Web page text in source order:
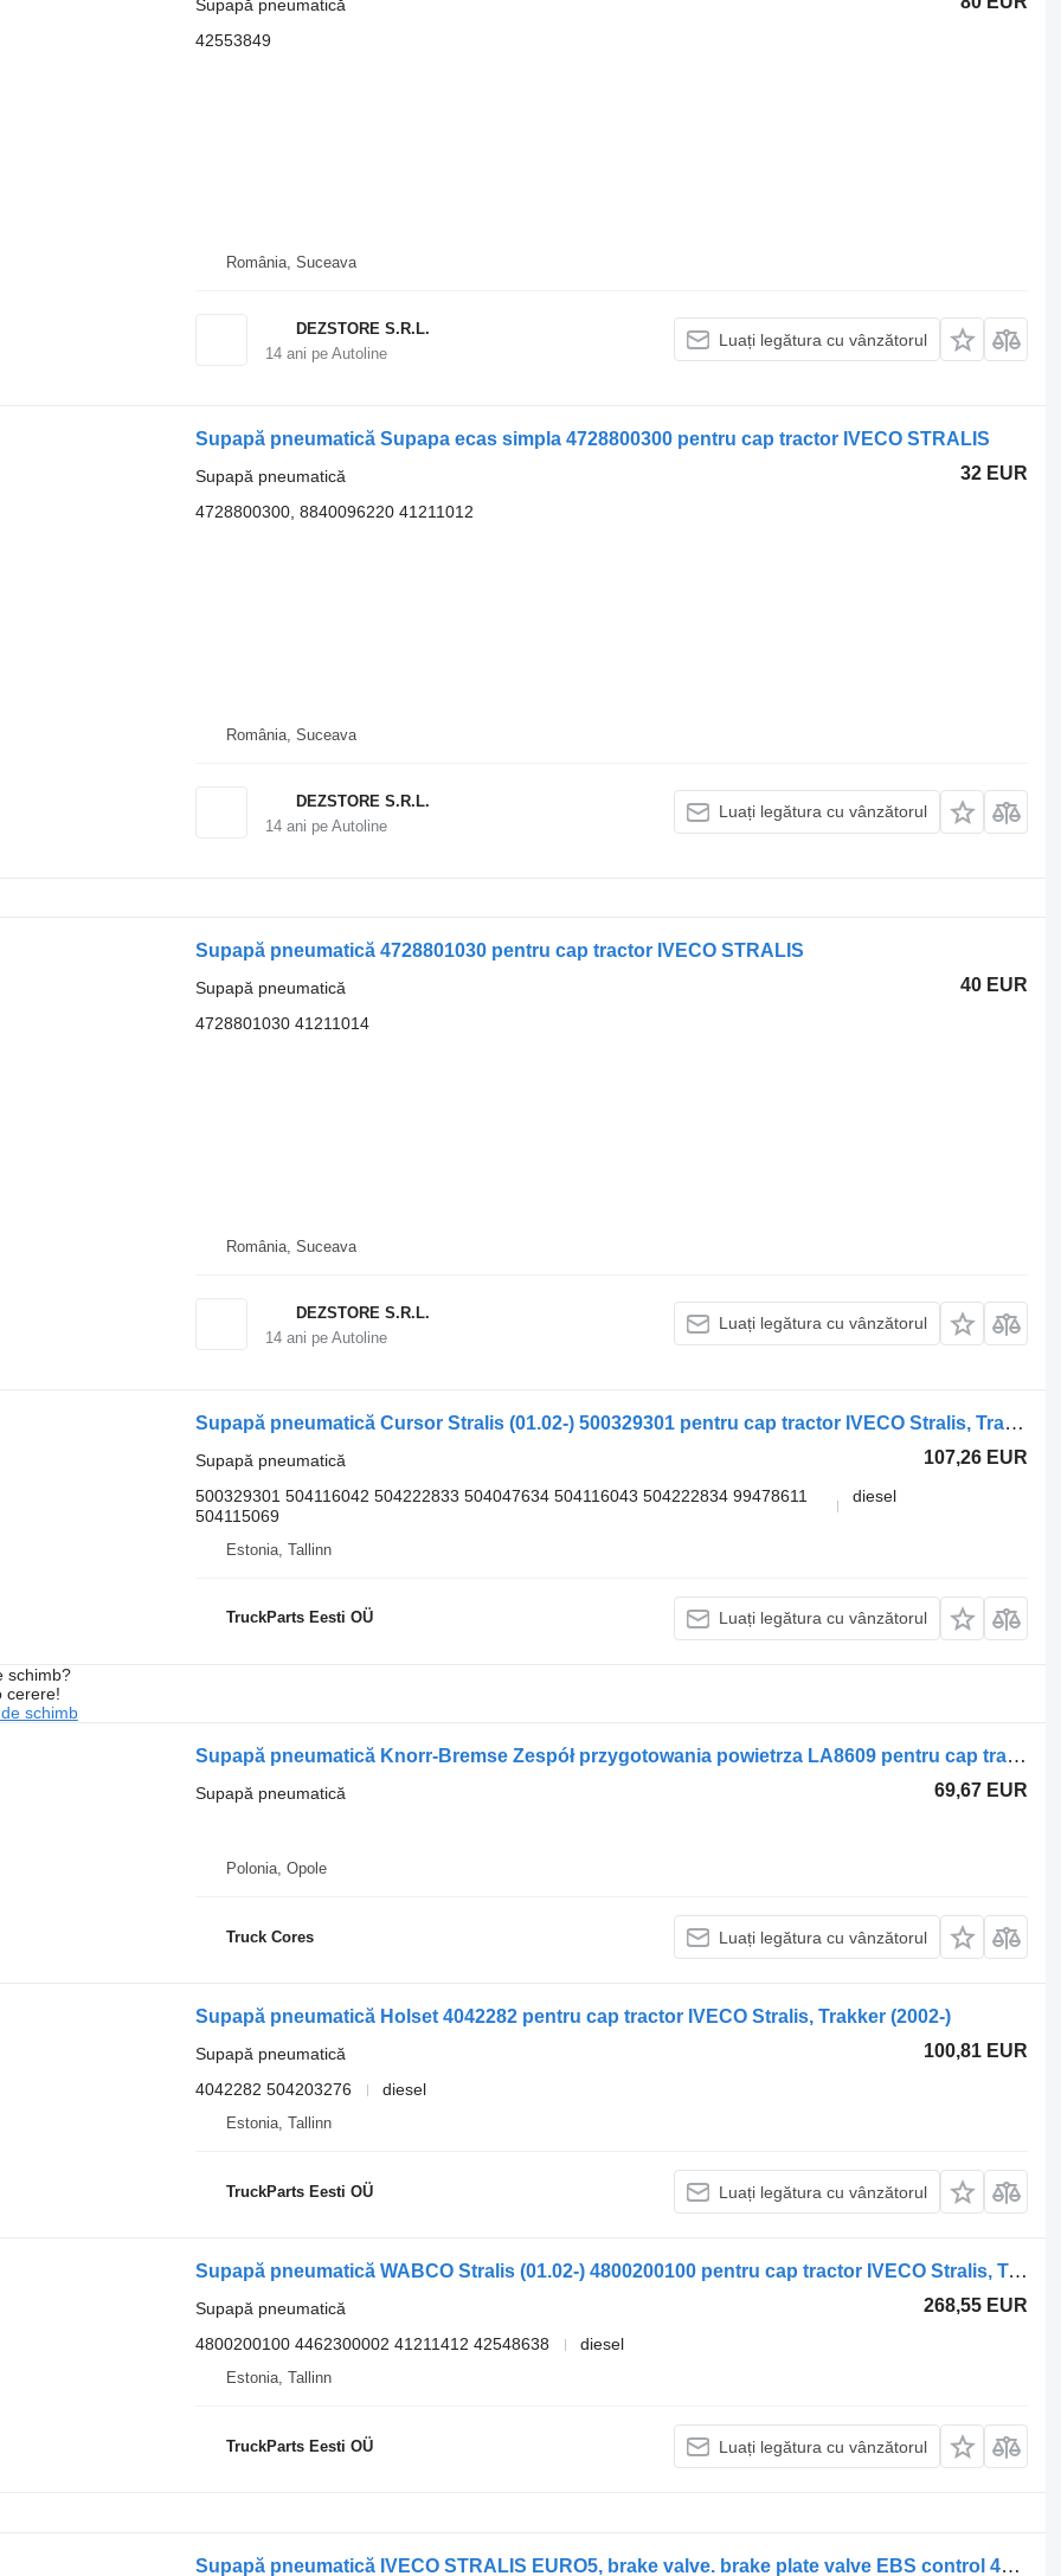
Supapă pneumatică
42553849
România, Suceava
DEZSTORE S.R.L.
14ani pe Autoline
Luați legătura cu vânzătorul
Supapă pneumatică Supapa ecas simpla 4728800300 pentru cap tractor IVECO STRALIS
32 EUR
Supapă pneumatică
4728800300, 8840096220 41211012
România, Suceava
DEZSTORE S.R.L.
14ani pe Autoline
Luați legătura cu vânzătorul
Supapă pneumatică 4728801030 pentru cap tractor IVECO STRALIS
40 EUR
Supapă pneumatică
4728801030 41211014
România, Suceava
DEZSTORE S.R.L.
14ani pe Autoline
Luați legătura cu vânzătorul
Supapă pneumatică Cursor Stralis (01.02-) 500329301 pentru cap tractor IVECO Stralis, Trakker (2002-)
107,26 EUR
Supapă pneumatică
500329301 504116042 504222833 504047634 504116043 504222834 99478611
504115069
diesel
Estonia, Tallinn
TruckParts Eesti OÜ Luați legătura cu vânzătorul
schimb?
cerere!
schimb
Supapă pneumatică Knorr-Bremse Zespół przygotowania powietrza LA8609 pentru cap tractor IVECO Stralis
69,67 EUR
Supapă pneumatică
Polonia, Opole
Truck Cores Luați legătura cu vânzătorul
Supapă pneumatică Holset 4042282 pentru cap tractor IVECO Stralis, Trakker (2002-)
100,81 EUR
Supapă pneumatică
4042282 504203276
diesel
Estonia, Tallinn
TruckParts Eesti OÜ Luați legătura cu vânzătorul
Supapă pneumatică WABCO Stralis (01.02-) 4800200100 pentru cap tractor IVECO Stralis, Trakker (2002-)
268,55 EUR
Supapă pneumatică
4800200100 4462300002 41211412 42548638
diesel
Estonia, Tallinn
TruckParts Eesti OÜ Luați legătura cu vânzătorul
Supapă pneumatică IVECO STRALIS EURO5, brake valve. brake plate valve EBS control 480020 IVECO pentru cap tractor IVECO Stralis